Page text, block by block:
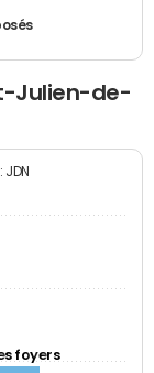
Julien-de-
foyers